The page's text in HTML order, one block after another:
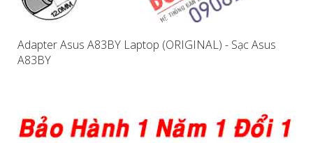
Adapter Asus A83BY Laptop (ORIGINAL) - Sạc Asus
A83BY